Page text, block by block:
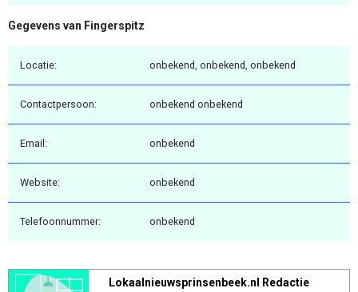
Gegevens van Fingerspitz
Locatie: onbekend, onbekend, onbekend
Contactpersoon: onbekend onbekend
Email: onbekend
Website: onbekend
Telefoonnummer: onbekend
Lokaalnieuwsprinsenbeek.nl Redactie